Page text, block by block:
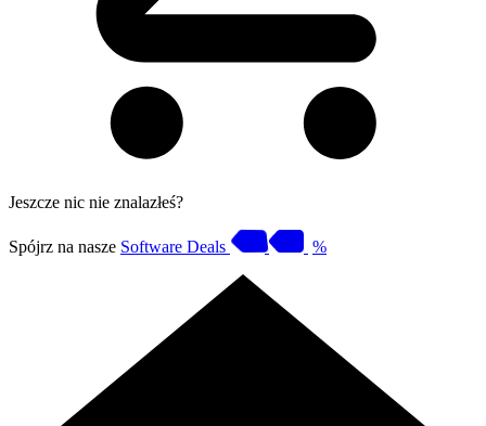
Jeszcze nic nie znalazłeś?
Spójrz na nasze Software Deals %